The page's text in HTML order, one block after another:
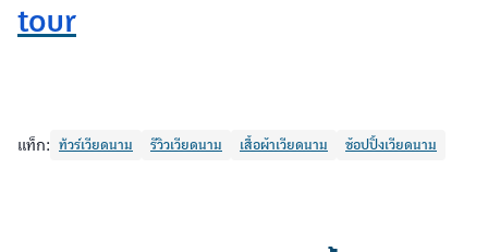
tour
แท็ก: ทัวร์เวียดนาม รีวิวเวียดนาม เสื้อผ้าเวียดนาม ช้อปปิ้งเวียดนาม